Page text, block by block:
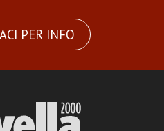
PER INFO